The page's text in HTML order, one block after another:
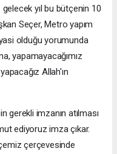
yıl bu bütçenin 10
Seçer, Metro yapım
olduğu yorumunda
yapamayacağımız
Allah'ın
gerekli imzanın atılması
ediyoruz imza çıkar.
çerçevesinde